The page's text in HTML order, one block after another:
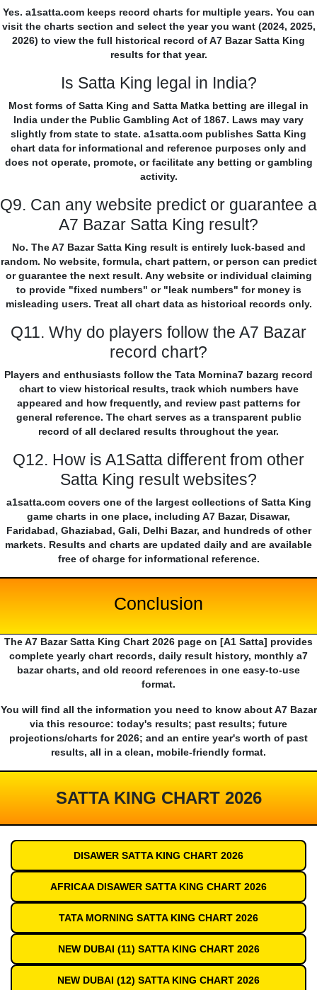
Yes. a1satta.com keeps record charts for multiple years. You can
visit the charts section and select the year you want (2024, 2025,
2026) to view the full historical record of A7 Bazar Satta King
results for that year.
Is Satta King legal in India?
Most forms of Satta King and Satta Matka betting are illegal in
India under the Public Gambling Act of 1867. Laws may vary
slightly from state to state. a1satta.com publishes Satta King
chart data for informational and reference purposes only and
does not operate, promote, or facilitate any betting or gambling
activity.
Q9. Can any website predict or guarantee a
A7 Bazar Satta King result?
No. The A7 Bazar Satta King result is entirely luck-based and
random. No website, formula, chart pattern, or person can predict
or guarantee the next result. Any website or individual claiming
to provide "fixed numbers" or "leak numbers" for money is
misleading users. Treat all chart data as historical records only.
Q11. Why do players follow the A7 Bazar
record chart?
Players and enthusiasts follow the Tata Mornina7 bazarg record
chart to view historical results, track which numbers have
appeared and how frequently, and review past patterns for
general reference. The chart serves as a transparent public
record of all declared results throughout the year.
Q12. How is A1Satta different from other
Satta King result websites?
a1satta.com covers one of the largest collections of Satta King
game charts in one place, including A7 Bazar, Disawar,
Faridabad, Ghaziabad, Gali, Delhi Bazar, and hundreds of other
markets. Results and charts are updated daily and are available
free of charge for informational reference.
Conclusion
The A7 Bazar Satta King Chart 2026 page on [A1 Satta] provides
complete yearly chart records, daily result history, monthly a7
bazar charts, and old record references in one easy-to-use
format.
You will find all the information you need to know about A7 Bazar
via this resource: today's results; past results; future
projections/charts for 2026; and an entire year's worth of past
results, all in a clean, mobile-friendly format.
SATTA KING CHART 2026
DISAWER SATTA KING CHART 2026
AFRICAA DISAWER SATTA KING CHART 2026
TATA MORNING SATTA KING CHART 2026
NEW DUBAI (11) SATTA KING CHART 2026
NEW DUBAI (12) SATTA KING CHART 2026